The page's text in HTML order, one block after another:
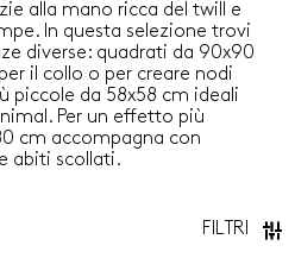
alla mano ricca del twill e
In questa selezione trovi
diverse: quadrati da 90x90
il collo o per creare nodi
piccole da 58x58 cm ideali
Per un effetto più
cm accompagna con
abiti scollati.
FILTRI